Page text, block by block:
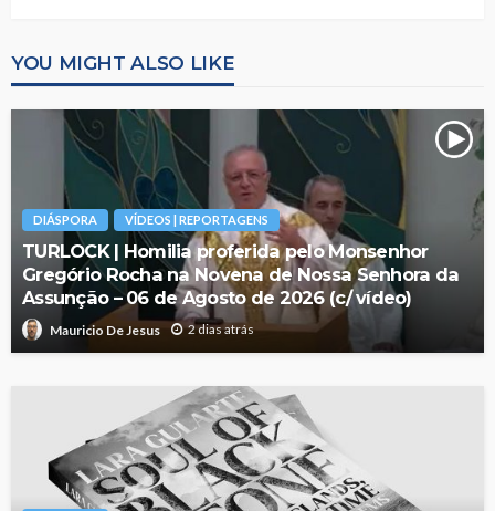
YOU MIGHT ALSO LIKE
DIÁSPORA VÍDEOS | REPORTAGENS
TURLOCK | Homilia proferida pelo Monsenhor
Gregório Rocha na Novena de Nossa Senhora da
Assunção – 06 de Agosto de 2026 (c/ vídeo)
Mauricio De Jesus 2 dias atrás